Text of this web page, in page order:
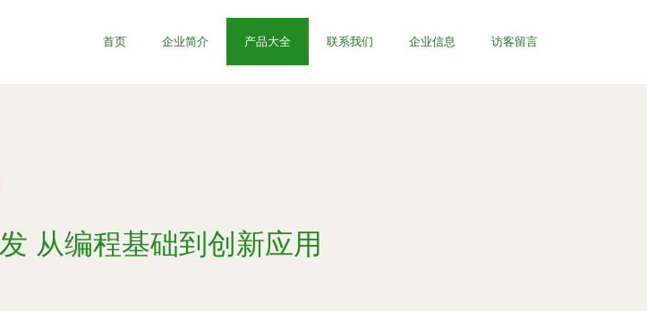
首页 企业简介 产品大全 联系我们 企业信息 访客留言
从编程基础到创新应用